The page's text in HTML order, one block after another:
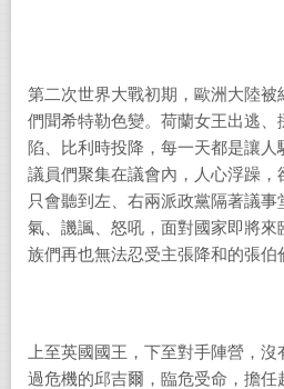
第二次世界大戰初期，歐洲大陸被
們聞希特勒色變。荷蘭女王出逃、
陷、比利時投降，每一天都是讓
議員們聚集在議會內，人心浮躁
只會聽到左、右兩派政黨隔著議
氣、譏諷、怒吼，面對國家即將
族們再也無法忍受主張降和的張伯
上至英國國王，下至對手陣營，
過危機的邱吉爾，臨危受命，擔任